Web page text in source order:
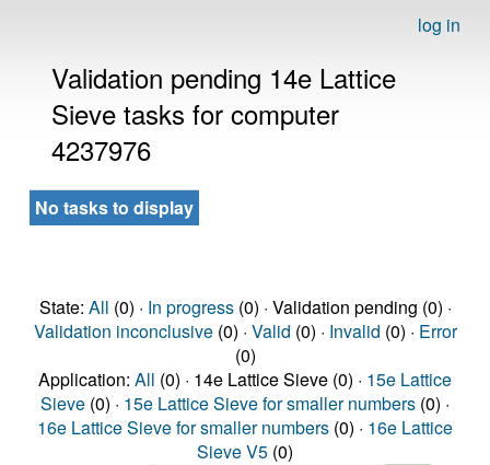
log in
Validation pending 14e Lattice
Sieve tasks for computer
4237976
No tasks to display
State: All (0) · In progress(0) · Validation pending (0) ·
Validation inconclusive(0) · Valid (0) · Invalid (0) · Error
(0)
Application: All (0) · 14e Lattice Sieve (0) · 15e Lattice
Sieve (0) · 15e Lattice Sieve for smaller numbers (0) ·
16e Lattice Sieve for smaller numbers (0) · 16e Lattice
Sieve V5 (0)